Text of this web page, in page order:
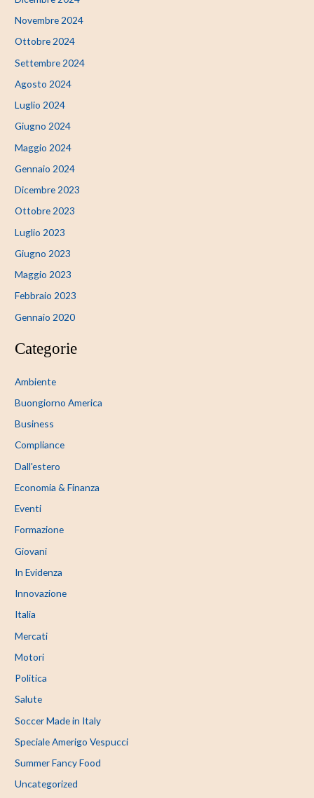
Novembre 2024
Ottobre 2024
Settembre 2024
Agosto 2024
Luglio 2024
Giugno 2024
Maggio 2024
Gennaio 2024
Dicembre 2023
Ottobre 2023
Luglio 2023
Giugno 2023
Maggio 2023
Febbraio 2023
Gennaio 2020
Categorie
Ambiente
Buongiorno America
Business
Compliance
Dall'estero
Economia & Finanza
Eventi
Formazione
Giovani
In Evidenza
Innovazione
Italia
Mercati
Motori
Politica
Salute
Soccer Made in Italy
Speciale Amerigo Vespucci
Summer Fancy Food
Uncategorized